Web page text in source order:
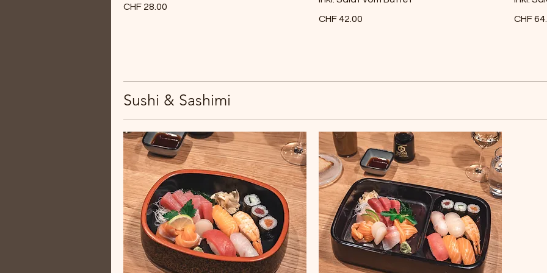
CHF 28.00
CHF 42.00
CHF
Sushi & Sashimi